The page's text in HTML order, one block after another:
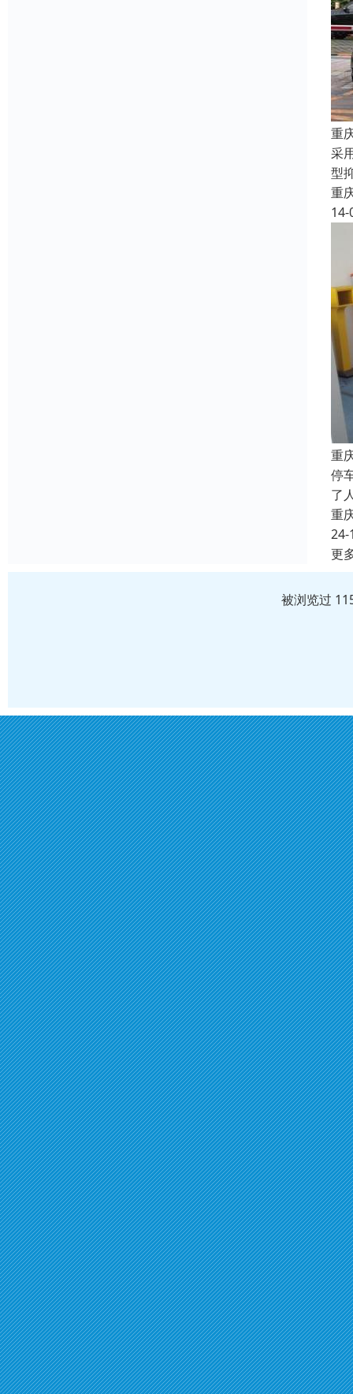
重
采
型
重
14-
重
停
了
重
24-
更
被浏览过